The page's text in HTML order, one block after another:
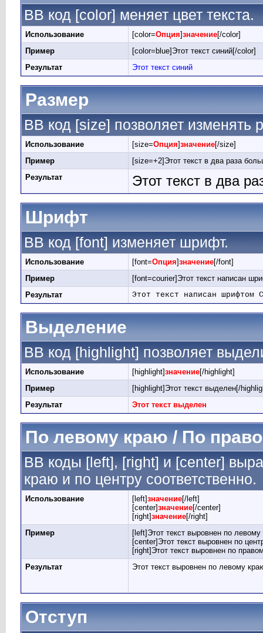
BB код [color] меняет цвет текста.
Использование [color=Опция]значение[/color]
Пример
[color=blue]Этот текст синий[/color]
Результат
Этот текст синий
Размер
BB код [size] позволяет изменять
Использование [size=Опция]значение[/size]
Пример
[size=+2]Этот текст в два раза
Результат
Этот текст в два
Шрифт
BB код [font] изменяет шрифт.
Использование [font=Опция]значение[/font]
Пример
[font=courier]Этот текст написан
Результат
Этот текст написан шрифтом
Выделение
BB код [highlight] позволяет
Использование [highlight]значение[/highlight]
Пример
[highlight]Этот текст выделен[/
Результат
Этот текст выделен
По левому краю / По
BB коды [left], [right] и [center]
краю и по центру соответственно.
Использование [left]значение[/left]
[center]значение[/center]
[right]значение[/right]
Пример
[left]Этот текст выровнен по
[center]Этот текст выровнен по
[right]Этот текст выровнен по
Результат
Этот текст выровнен по левому
Отступ